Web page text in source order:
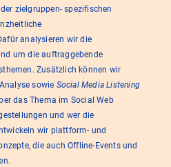
zielgruppen- spezifischen
analysieren wir die
um die auftraggebende
Zusätzlich können wir
sowie Social Media Listening
das Thema im Social Web
und wer die
wir plattform- und
die auch Offline-Events und